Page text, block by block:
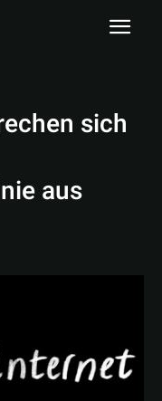
sich
aus